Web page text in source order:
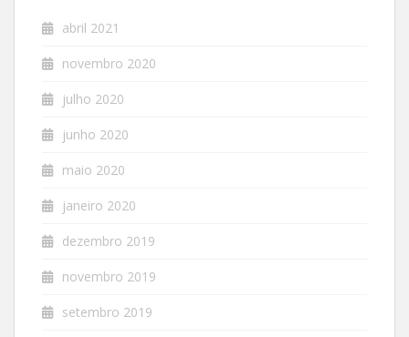
abril 2021
novembro 2020
julho 2020
junho 2020
maio 2020
janeiro 2020
dezembro 2019
novembro 2019
setembro 2019